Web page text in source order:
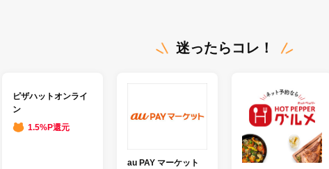
迷ったらコレ！
ピザハットオンライ
ン
1.5%P還元
au PAY マーケット